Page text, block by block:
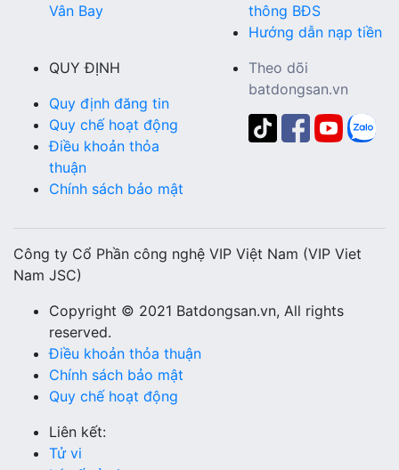
Vân Bay
thông BĐS
Hướng dẫn nạp tiền
QUY ĐỊNH
Quy định đăng tin
Quy chế hoạt động
Điều khoản thỏa
thuận
Chính sách bảo mật
Theo dõi
batdongsan.vn
Công ty Cổ Phần công nghệ VIP Việt Nam (VIP Viet
Nam JSC)
Copyright © 2021 Batdongsan.vn, All rights
reserved.
Điều khoản thỏa thuận
Chính sách bảo mật
Quy chế hoạt động
Liên kết:
Tử vi